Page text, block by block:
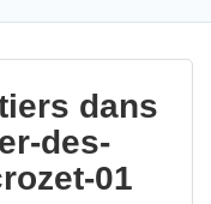
dans
des-
01